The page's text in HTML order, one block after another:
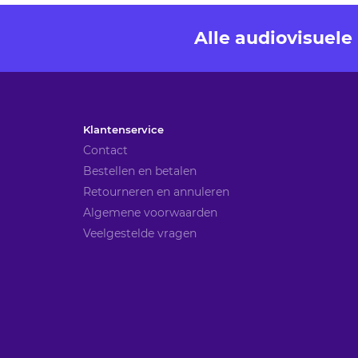
Alle
Klantenservice
Contact
Bestellen en betalen
Retourneren en annuleren
Algemene voorwaarden
Veelgestelde vragen